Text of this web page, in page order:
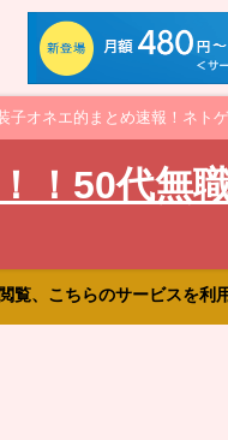
オネエ的まとめ速報！ネ
！50代無
覧、こちらのサービスを